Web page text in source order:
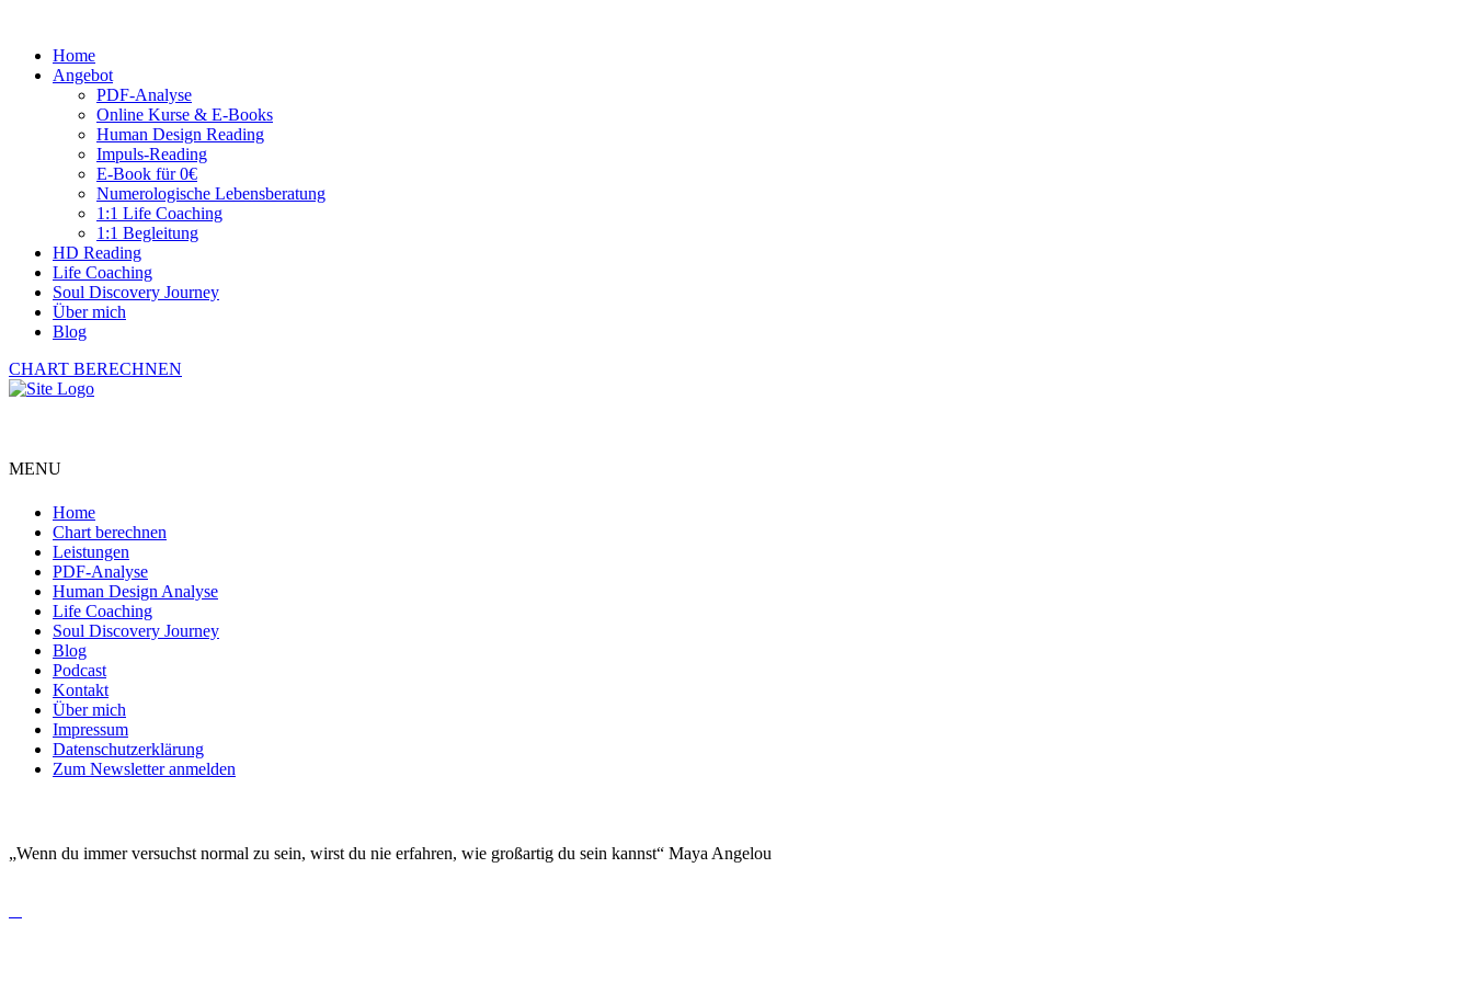
Home
Angebot
PDF-Analyse
Online Kurse & E-Books
Human Design Reading
Impuls-Reading
E-Book für 0€
Numerologische Lebensberatung
1:1 Life Coaching
1:1 Begleitung
HD Reading
Life Coaching
Soul Discovery Journey
Über mich
Blog
CHART BERECHNEN
MENU
Home
Chart berechnen
Leistungen
PDF-Analyse
Human Design Analyse
Life Coaching
Soul Discovery Journey
Blog
Podcast
Kontakt
Über mich
Impressum
Datenschutzerklärung
Zum Newsletter anmelden
„Wenn du immer versuchst normal zu sein, wirst du nie erfahren, wie großartig du sein kannst“ Maya Angelou